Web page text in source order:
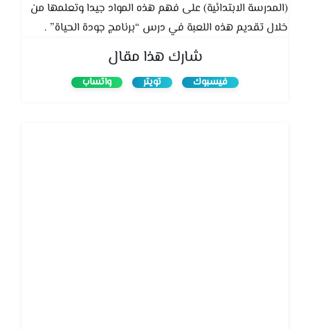
(المدرسة الابتدائية) على فهم هذه المواد جيدا وتعلمها من
خلال تقديم هذه اللعبة في درس “برنامج جودة الحياة” .
شارك هذا مقال
فيسبوك تويتر واتساب